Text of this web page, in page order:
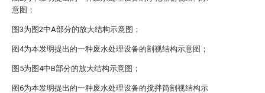
意图；
图3为图2中A部分的放大结构示意图；
图4为本发明提出的一种废水处理设备的剖视结构示意图；
图5为图4中B部分的放大结构示意图；
图6为本发明提出的一种废水处理设备的搅拌筒剖视结构示